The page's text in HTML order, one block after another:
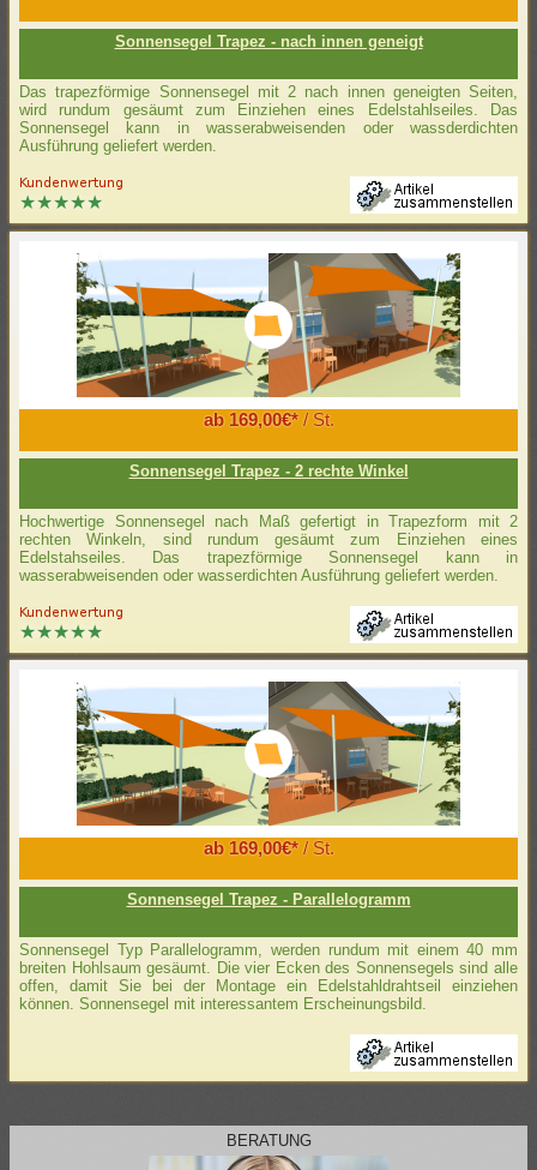
Sonnensegel Trapez - nach innen geneigt
Das trapezförmige Sonnensegel mit 2 nach innen geneigten Seiten,
wird rundum gesäumt zum Einziehen eines Edelstahlseiles. Das
Sonnensegel kann in wasserabweisenden oder wassderdichten
Ausführung geliefert werden.
ab 169,00€*/ St.
Sonnensegel Trapez - 2 rechte Winkel
Hochwertige Sonnensegel nach Maß gefertigt in Trapezform mit 2
rechten Winkeln, sind rundum gesäumt zum Einziehen eines
Edelstahseiles. Das trapezförmige Sonnensegel kann in
wasserabweisenden oder wasserdichten Ausführung geliefert werden.
ab 169,00€*/ St.
Sonnensegel Trapez - Parallelogramm
Sonnensegel Typ Parallelogramm, werden rundum mit einem 40 mm
breiten Hohlsaum gesäumt. Die vier Ecken des Sonnensegels sind alle
offen, damit Sie bei der Montage ein Edelstahldrahtseil einziehen
können. Sonnensegel mit interessantem Erscheinungsbild.
BERATUNG